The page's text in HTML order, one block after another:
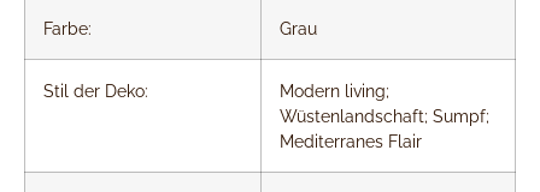
Farbe: Grau
Stil der Deko:
Modern living;
Wüstenlandschaft; Sumpf;
Mediterranes Flair